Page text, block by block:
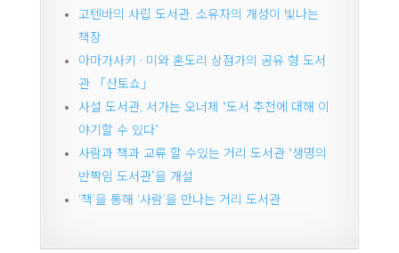
고텐바의 사립 도서관, 소유자의 개성이 빛나는
책장
아마가사키 · 미와 혼도리 상점가의 공유 형 도서
관 「산토쇼」
사설 도서관, 서가는 오너제 “도서 추천에 대해 이
야기할 수 있다”
사람과 책과 교류 할 수있는 거리 도서관 “생명의
반짝임 도서관”을 개설
‘책’을 통해 ‘사람’을 만나는 거리 도서관